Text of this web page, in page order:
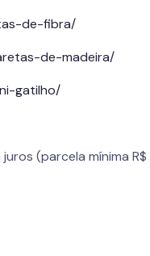
de-fibra/
de-madeira/
gatilho/
(parcela mínima